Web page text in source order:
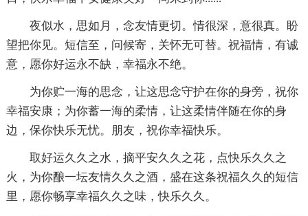
夜似水，思如月，念友情更切。情很深，意很真。盼
望把你见。短信至，问候寄，关怀无可替。祝福情，有诚
意，愿你好运永不缺，幸福永不绝。
为你贮一海的思念，让这思念守护在你的身旁，祝你
幸福安康；为你蓄一海的柔情，让这柔情伴随在你的身
边，保你快乐无忧。朋友，祝你幸福快乐。
取好运久久之水，摘平安久久之花，点快乐久久之
火，为你酿一坛友情久久之酒，盛在这条祝福久久的短信
里，愿你畅享幸福久久之味，快乐久久。